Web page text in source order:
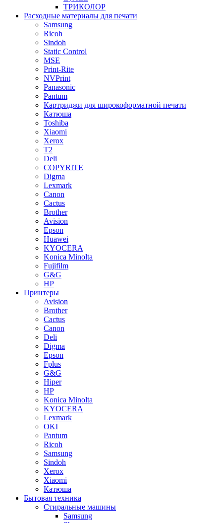
ТРИКОЛОР
Расходные материалы для печати
Samsung
Ricoh
Sindoh
Static Control
MSE
Print-Rite
NVPrint
Panasonic
Pantum
Картриджи для широкоформатной печати
Катюша
Toshiba
Xiaomi
Xerox
T2
Deli
COPYRITE
Digma
Lexmark
Canon
Cactus
Brother
Avision
Epson
Huawei
KYOCERA
Konica Minolta
Fujifilm
G&G
HP
Принтеры
Avision
Brother
Cactus
Canon
Deli
Digma
Epson
Fplus
G&G
Hiper
HP
Konica Minolta
KYOCERA
Lexmark
OKI
Pantum
Ricoh
Samsung
Sindoh
Xerox
Xiaomi
Катюша
Бытовая техника
Стиральные машины
Samsung